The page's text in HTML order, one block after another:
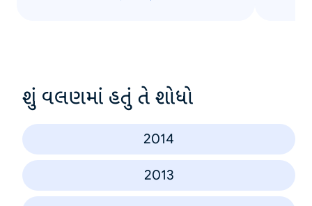
શું વલણમાં હતું તે શોધો
2014
2013